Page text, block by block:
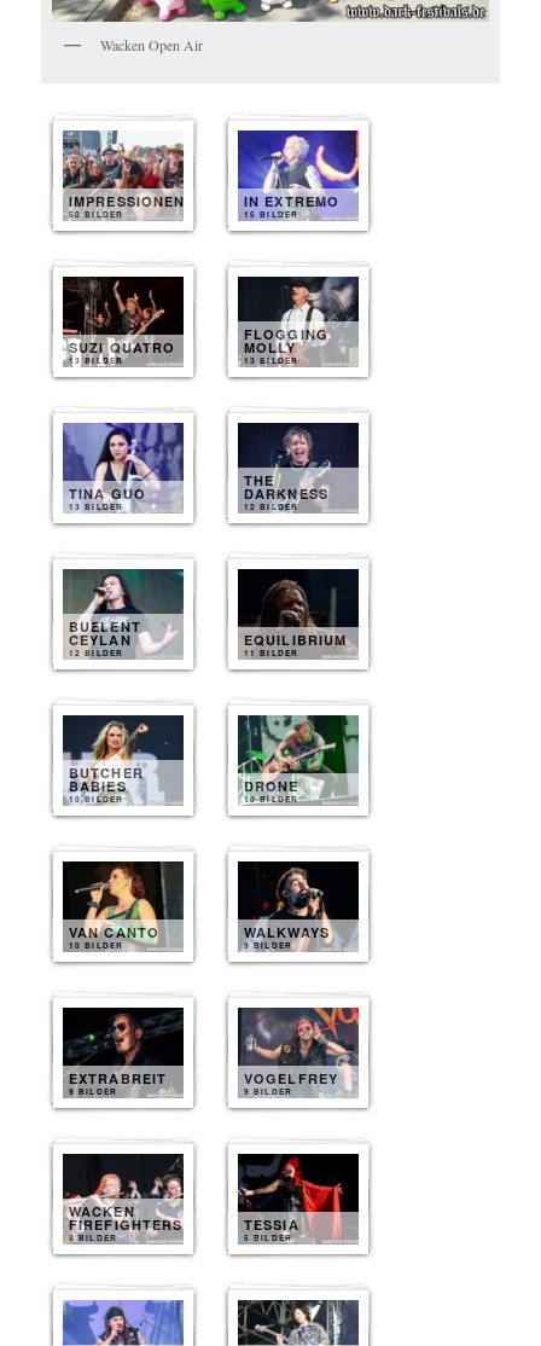
Wacken Open Air
IMPRESSIONEN
50 BILDER
IN EXTREMO
15 BILDER
SUZI QUATRO
13 BILDER
FLOGGING
MOLLY
13 BILDER
TINA GUO
13 BILDER
THE
DARKNESS
12 BILDER
BUELENT
CEYLAN
12 BILDER
EQUILIBRIUM
11 BILDER
BUTCHER
BABIES
10 BILDER
DRONE
10 BILDER
VAN CANTO
10 BILDER
WALKWAYS
9 BILDER
EXTRABREIT
9 BILDER
VOGELFREY
9 BILDER
WACKEN
FIREFIGHTERS
8 BILDER
TESSIA
5 BILDER